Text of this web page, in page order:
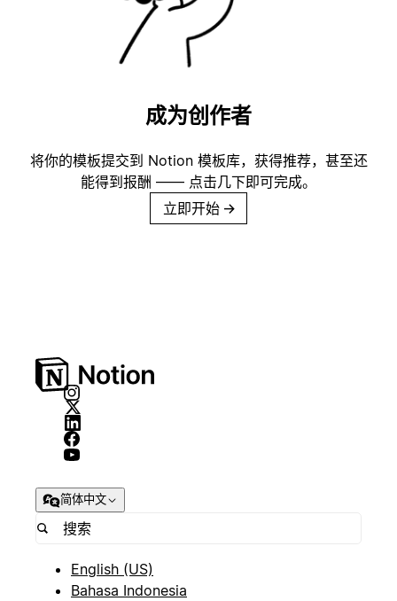
成为创作者
将你的模板提交到 Notion 模板库，获得推荐，甚至还
能得到报酬 —— 点击几下即可完成。
立即开始 →
简体中文
English (US)
Bahasa Indonesia